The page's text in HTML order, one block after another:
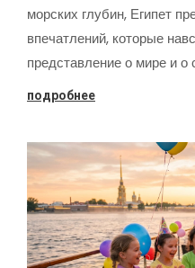
морских глубин, Египет
впечатлений, которые
представление о мире и о
подробнее